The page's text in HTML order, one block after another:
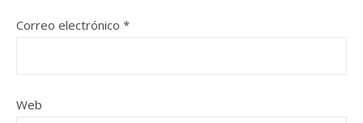
Correo electrónico *
Web